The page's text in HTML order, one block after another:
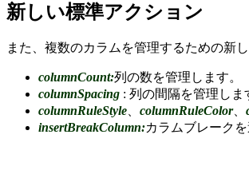
新しい標準アクション
また、複数のカラムを管理するための新
columnCount:列の数を管理します。
columnSpacing : 列の間隔を管理しま
columnRuleStyle、 columnRuleColor、
insertBreakColumn:カラムブレークを